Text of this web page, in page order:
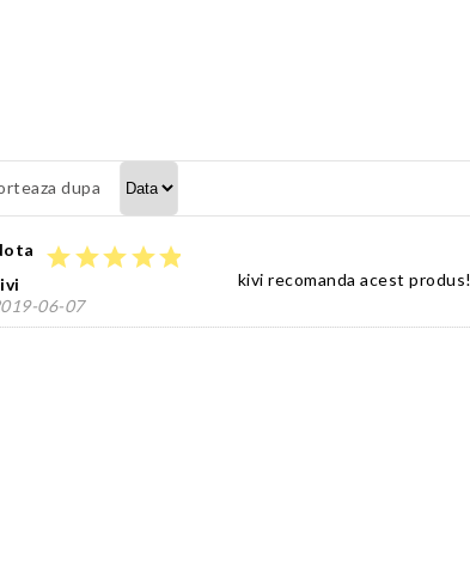
dupa
starstarstarstarstar
06-07
kivi recomanda acest produs!